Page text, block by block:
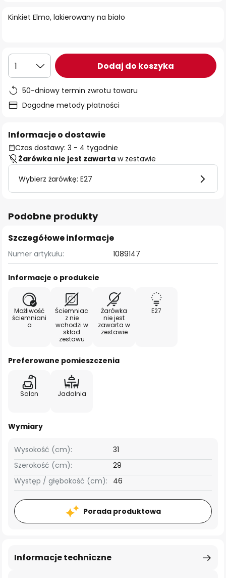
Kinkiet Elmo, lakierowany na biało
1 Dodaj do koszyka
50-dniowy termin zwrotu towaru
Dogodne metody płatności
Informacje o dostawie
Czas dostawy: 3 - 4 tygodnie
Żarówka nie jest zawarta w zestawie
Wybierz żarówkę: E27
Podobne produkty
Szczegółowe informacje
Numer artykułu: 1089147
Informacje o produkcie
Możliwość
ściemniani
a
Ściemniac
z nie
wchodzi w
skład
zestawu
Żarówka
nie jest
zawarta w
zestawie
E27
Preferowane pomieszczenia
Salon Jadalnia
Wymiary
Szerokość (cm): 29
Wysokość (cm): 31
Występ / głębokość (cm): 46
Porada produktowa
Informacje techniczne